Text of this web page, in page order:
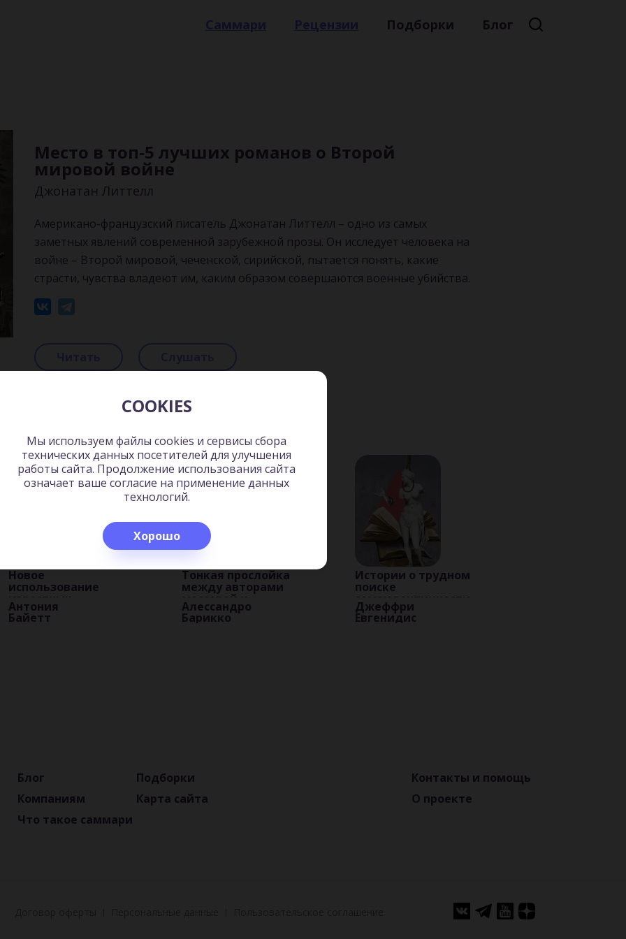
Русская литература
Книжные новинки
Подборки Блог
Место в топ-5 лучших романов о Второй
мировой войне
Джонатан Литтелл
Американо-французский писатель Джонатан Литтелл – одно из самых
заметных явлений современной зарубежной прозы. Он исследует человека на
войне – Второй мировой, чеченской, сирийской, пытается понять, какие
страсти, чувства владеют им, каким образом совершаются военные убийства.
Новое
использование
известных
писательских
приемов
Антония
Байетт
Тонкая прослойка
между авторами
массовой и
интеллектуальной
литературы
Алессандро
Барикко
Истории о трудном
поиске
самоидентичности
Джеффри
Евгенидис
Блог
Подборки
Компаниям
Карта сайта
Что такое саммари
Контакты и помощь
О проекте
COOKIES
Мы используем файлы cookies и сервисы сбора
технических данных посетителей для улучшения
работы сайта. Продолжение использования сайта
означает ваше согласие на применение данных
технологий.
Хорошо